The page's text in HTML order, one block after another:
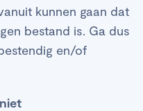
kunnen gaan dat
bestand is. Ga dus
en/of